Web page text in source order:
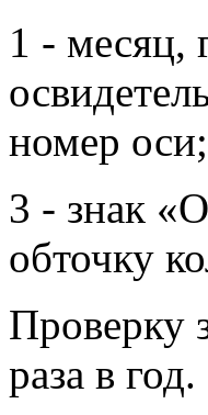
1 - месяц,
номер оси;
3 - знак
обточку
Проверку
раза в год.